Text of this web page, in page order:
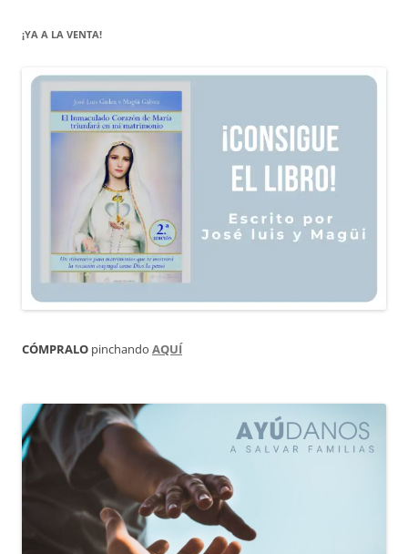
¡YA A LA VENTA!
CÓMPRALO pinchando AQUÍ